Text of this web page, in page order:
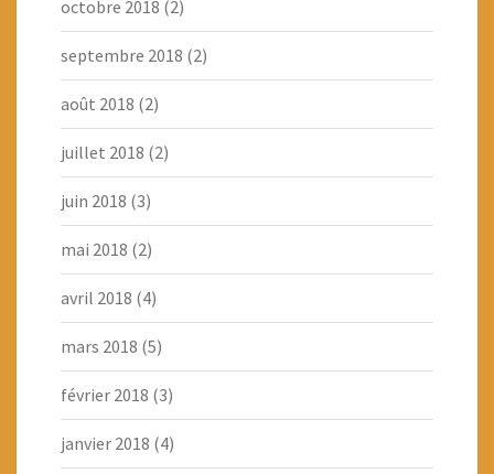
octobre 2018 (2)
septembre 2018 (2)
août 2018 (2)
juillet 2018 (2)
juin 2018 (3)
mai 2018 (2)
avril 2018 (4)
mars 2018 (5)
février 2018 (3)
janvier 2018 (4)